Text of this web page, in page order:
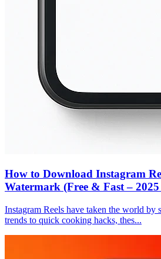
How to Download Instagram
Watermark (Free & Fast –
Instagram Reels have taken the world by
trends to quick cooking hacks, thes...